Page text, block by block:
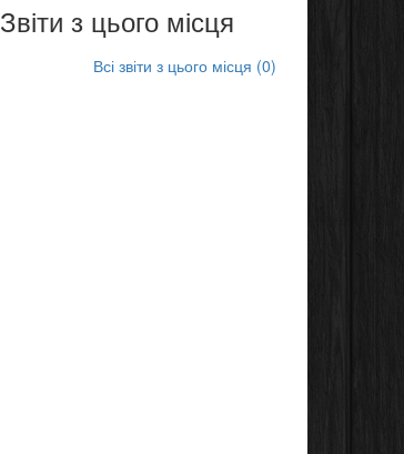
Звіти з цього місця
Всі звіти з цього місця (0)